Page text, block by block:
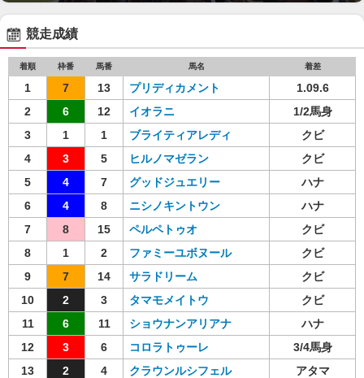
競走成績
着順 枠番 馬番 馬名 着差
1 7 13 プリディカメント
1.09.6
2
6 12 イオラニ
1/2馬身
3
1 1 ブライティアレディ
クビ
4
3 5 ヒルノマゼラン
クビ
5
4 7 グッドジュエリー
ハナ
6
4 8 ニシノキントウン
ハナ
7
8 15 ペルペトゥオ
クビ
8
1 2 ファミーユボヌール
クビ
9
7 14 サラドリーム
クビ
10
2 3 タマモメイトウ
クビ
11
6 11 ショウナンアリアナ
ハナ
12
3 6 コロラトゥーレ
3/4馬身
13
2 4 クラウンルシフェル
アタマ